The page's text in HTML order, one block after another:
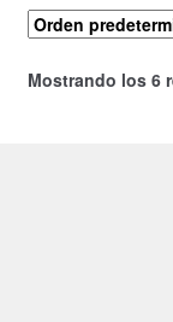
Mostrando los 6